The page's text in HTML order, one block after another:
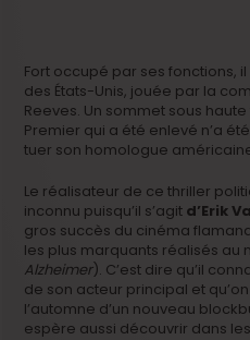
Fort occupé par ses fonctions,
des États-Unis, jouée par la
Reeves. Un sommet sous
Premier qui a été enlevé n’a
tuer son homologue
Le réalisateur de ce thriller
inconnu puisqu’il s’agit d’Erik
gros succès du cinéma
les plus marquants réalisés au
Alzheimer). C’est dire qu’il
de son acteur principal et
l’automne d’un nouveau
espère aussi découvrir dans